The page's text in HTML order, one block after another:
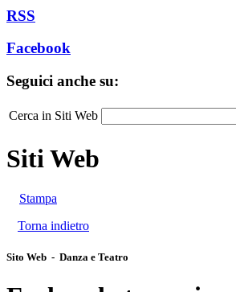
RSS
Facebook
Seguici anche su:
Cerca in Siti Web
Siti Web
Stampa
Torna indietro
Sito Web - Danza e Teatro